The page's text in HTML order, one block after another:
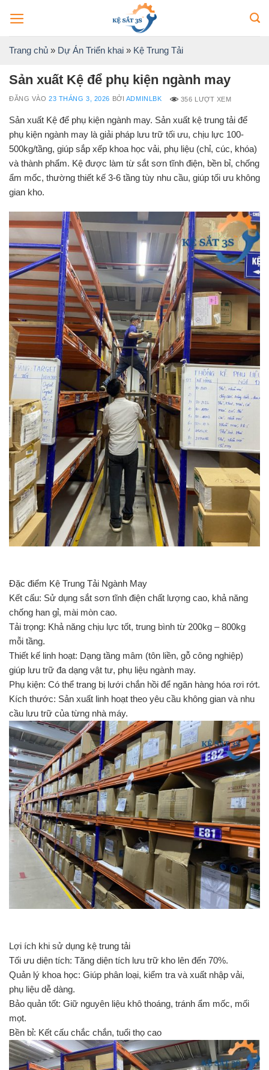
qua
nội
dungTrang chủ » Dự Án Triển khai » Kệ Trung Tải
Sản xuất Kệ để phụ kiện ngành may
ĐĂNG VÀO23 THÁNG 3, 2026 BỞI ADMINLBK 356 LƯỢT XEM
Sản xuất Kệ để phụ kiện ngành may. Sản xuất kệ trung tải để
phụ kiện ngành may là giải pháp lưu trữ tối ưu, chịu lực 100-
500kg/tầng, giúp sắp xếp khoa học vải, phụ liệu (chỉ, cúc, khóa)
và thành phẩm. Kệ được làm từ sắt sơn tĩnh điện, bền bỉ, chống
ẩm mốc, thường thiết kế 3-6 tầng tùy nhu cầu, giúp tối ưu không
gian kho.
Đặc điểm Kệ Trung Tải Ngành May
Kết cấu: Sử dụng sắt sơn tĩnh điện chất lượng cao, khả năng
chống han gỉ, mài mòn cao.
Tải trọng: Khả năng chịu lực tốt, trung bình từ 200kg – 800kg
mỗi tầng.
Thiết kế linh hoạt: Dạng tầng mâm (tôn liền, gỗ công nghiệp)
giúp lưu trữ đa dạng vật tư, phụ liệu ngành may.
Phụ kiện: Có thể trang bị lưới chắn hồi để ngăn hàng hóa rơi rớt.
Kích thước: Sản xuất linh hoạt theo yêu cầu không gian và nhu
cầu lưu trữ của từng nhà máy.
Lợi ích khi sử dụng kệ trung tải
Tối ưu diện tích: Tăng diện tích lưu trữ kho lên đến 70%.
Quản lý khoa học: Giúp phân loại, kiểm tra và xuất nhập vải,
phụ liệu dễ dàng.
Bảo quản tốt: Giữ nguyên liệu khô thoáng, tránh ẩm mốc, mối
mọt.
Bền bỉ: Kết cấu chắc chắn, tuổi thọ cao